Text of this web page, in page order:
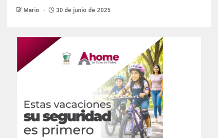
Mario 30 de junio de 2025